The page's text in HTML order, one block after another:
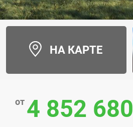
НА КАРТЕ
от 4 852 680